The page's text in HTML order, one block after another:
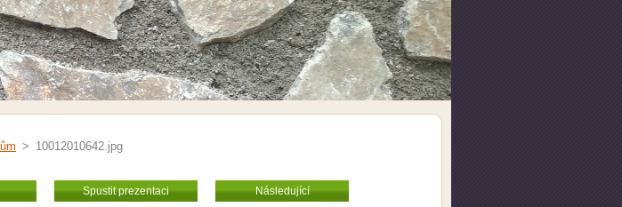
> 10012010642.jpg
Spustit prezentaci Následující